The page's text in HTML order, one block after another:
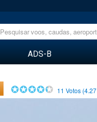
ADS-B
11 Votos (4.27